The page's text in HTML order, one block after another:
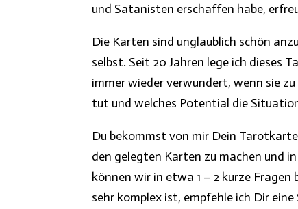
und Satanisten erschaffen habe,
Die Karten sind unglaublich schön
selbst. Seit 20 Jahren lege ich dieses
immer wieder verwundert, wenn sie
tut und welches Potential die
Du bekommst von mir Dein
den gelegten Karten zu machen und
können wir in etwa 1 – 2 kurze
sehr komplex ist, empfehle ich Dir